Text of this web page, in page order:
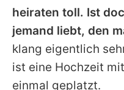
heiraten toll. Ist
jemand liebt, den
klang eigentlich
ist eine Hochzeit mit
einmal geplatzt.